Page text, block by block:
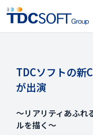
採用
IR情報
ニュース
TDCソフトの新
が出演
～リアリティあふれ
ルを描く～